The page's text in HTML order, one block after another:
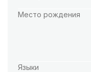
Место рождения
Языки